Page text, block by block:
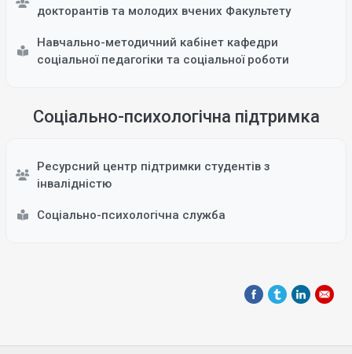
докторантів та молодих вчених Факультету
Навчально-методичний кабінет кафедри
соціальної педагогіки та соціальної роботи
Соціально-психологічна підтримка
Ресурсний центр підтримки студентів з
інвалідністю
Соціально-психологічна служба